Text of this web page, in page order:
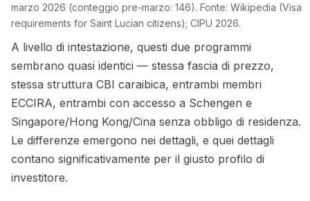
marzo 2026 (conteggio pre-marzo: 146). Fonte: Wikipedia (Visa
requirements for Saint Lucian citizens); CIPU 2026.
A livello di intestazione, questi due programmi
sembrano quasi identici — stessa fascia di prezzo,
stessa struttura CBI caraibica, entrambi membri
ECCIRA, entrambi con accesso a Schengen e
Singapore/Hong Kong/Cina senza obbligo di residenza.
Le differenze emergono nei dettagli, e quei dettagli
contano significativamente per il giusto profilo di
investitore.